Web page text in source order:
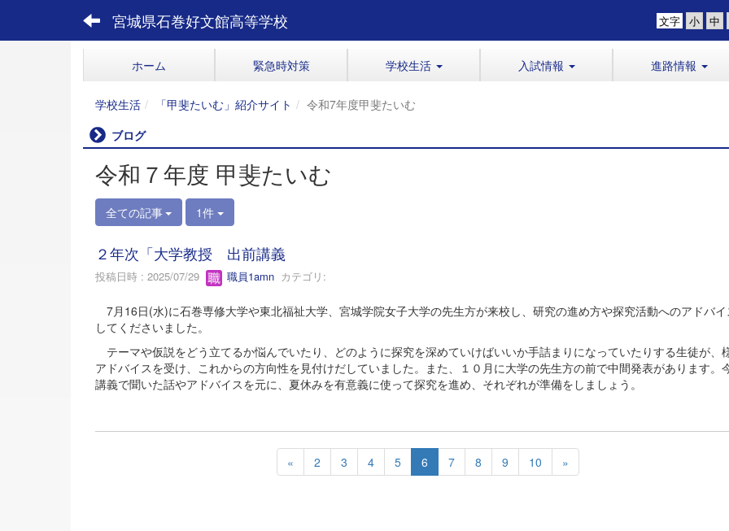
宮城県石巻好文館高等学校 文字
ホーム 緊急時対策 学校生活 入試情報 進路情報
学校生活 「甲斐たいむ」紹介サイト
令和7年度甲斐たいむ
ブログ
令和７年度 甲斐たいむ
全ての記事 1件
２年次「大学教授 出前講義
投稿日時 : 2025/07/29 職員1amn カテゴリ:
7月16日(水)に石巻専修大学や東北福祉大学、宮城学院女子大学の先生方が来校し、研究の進め方や探究活動へのアドバ
してくださいました。
テーマや仮説をどう立てるか悩んでいたり、どのように探究を深めていけばいいか手詰まりになっていたりする生徒が、
アドバイスを受け、これからの方向性を見付けだしていました。また、１０月に大学の先生方の前で中間発表があります。
講義で聞いた話やアドバイスを元に、夏休みを有意義に使って探究を進め、それぞれが準備をしましょう。
« 2 3 4 5 6 7 8 9 10 »